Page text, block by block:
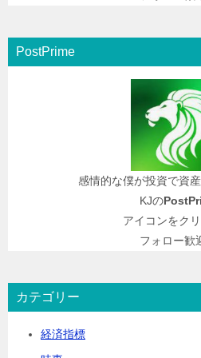
PostPrime
感情的な僕が投資で資
KJの
アイコンをクリ
フォロー歓
カテゴリー
経済指標